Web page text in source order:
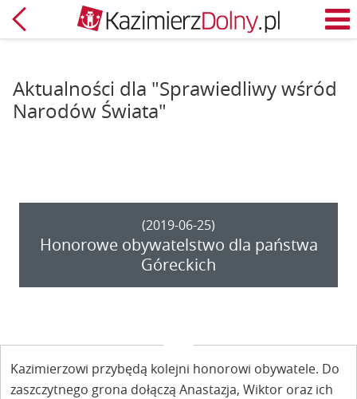
Powrót
Aktualności dla "Sprawiedliwy wśród
Narodów Świata"
(2019-06-25)
Honorowe obywatelstwo dla państwa
Góreckich
Kazimierzowi przybędą kolejni honorowi obywatele. Do
zaszczytnego grona dołączą Anastazja, Wiktor oraz ich